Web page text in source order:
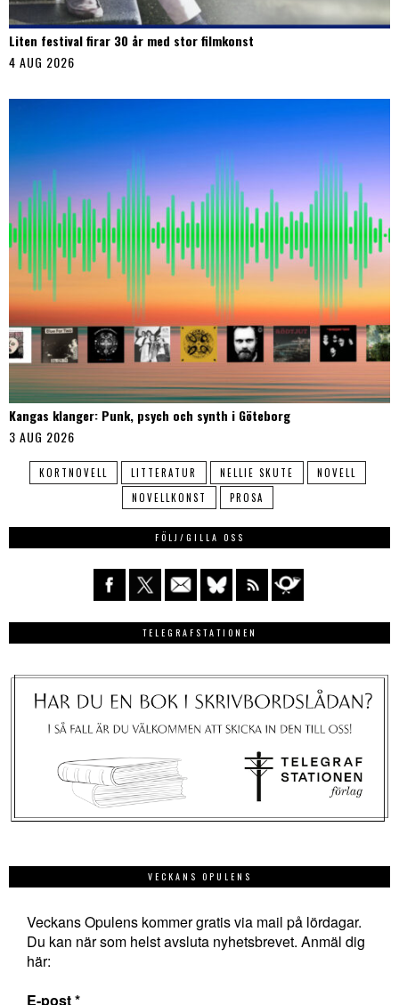
Liten festival firar 30 år med stor filmkonst
4 AUG 2026
Kangas klanger: Punk, psych och synth i Göteborg
3 AUG 2026
KORTNOVELL LITTERATUR NELLIE SKUTE
NOVELL
NOVELLKONST
PROSA
FÖLJ/GILLA OSS
TELEGRAFSTATIONEN
VECKANS OPULENS
Veckans Opulens kommer gratis via mail på lördagar.
Du kan när som helst avsluta nyhetsbrevet. Anmäl dig
här:
E-post*